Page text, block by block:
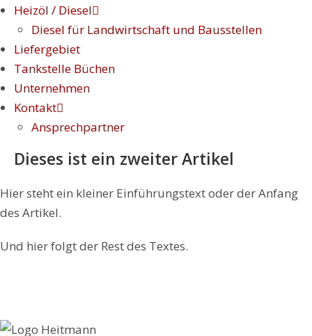
Heizöl / Diesel
Diesel für Landwirtschaft und Bausstellen
Liefergebiet
Tankstelle Büchen
Unternehmen
Kontakt
Ansprechpartner
Dieses ist ein zweiter Artikel
Hier steht ein kleiner Einführungstext oder der Anfang
des Artikel.
Und hier folgt der Rest des Textes.